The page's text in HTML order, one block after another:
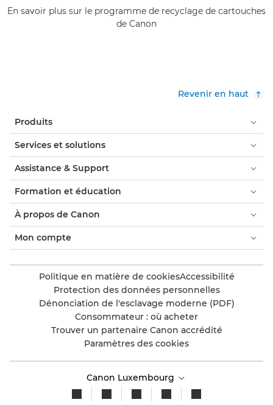
En savoir plus sur le programme de recyclage de cartouches
de Canon
Revenir en haut
Produits
Services et solutions
Assistance & Support
Formation et éducation
À propos de Canon
Mon compte
Politique en matière de cookiesAccessibilité
Protection des données personnelles
Dénonciation de l'esclavage moderne (PDF)
Consommateur : où acheter
Trouver un partenaire Canon accrédité
Paramètres des cookies
Canon Luxembourg